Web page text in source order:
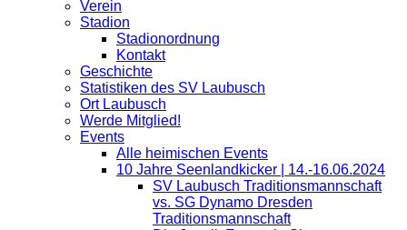
Verein
Stadion
Stadionordnung
Kontakt
Geschichte
Statistiken des SV Laubusch
Ort Laubusch
Werde Mitglied!
Events
Alle heimischen Events
10 Jahre Seenlandkicker | 14.-16.06.2024
SV Laubusch Traditionsmannschaft
vs. SG Dynamo Dresden
Traditionsmannschaft